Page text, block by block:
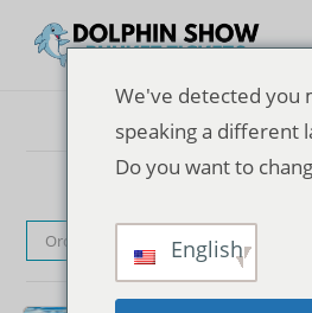
Ordenação padrão
We've detected you
speaking a different
Do you want to
English